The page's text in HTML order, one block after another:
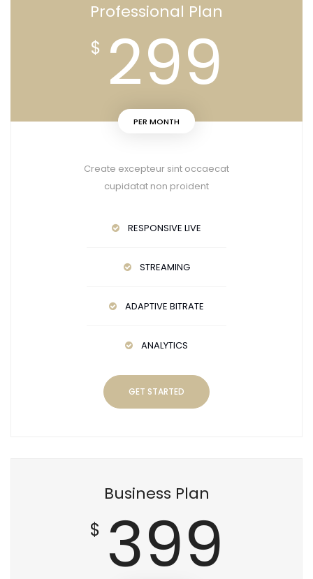
Professional Plan
$ 299
PER MONTH
Create excepteur sint occaecat
cupidatat non proident
RESPONSIVE LIVE
STREAMING
ADAPTIVE BITRATE
ANALYTICS
GET STARTED
Business Plan
$ 399